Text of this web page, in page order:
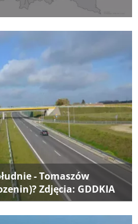
- Tomaszów
Zdjęcia: GDDKIA